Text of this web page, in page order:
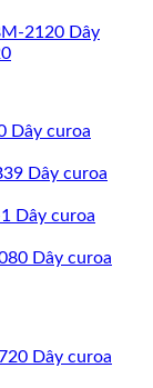
Dây
Dây curoa
Dây curoa
Dây curoa
Dây curoa
Dây curoa